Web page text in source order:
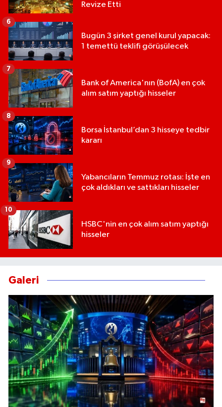
Revize Etti
Bugün 3 şirket genel kurul yapacak:
1 temettü teklifi görüşülecek
6
Bank of America'nın (BofA) en çok
alım satım yaptığı hisseler
7
Borsa İstanbul’dan 3 hisseye tedbir
kararı
8
Yabancıların Temmuz rotası: İşte en
çok aldıkları ve sattıkları hisseler
9
HSBC'nin en çok alım satım yaptığı
hisseler
10
Galeri